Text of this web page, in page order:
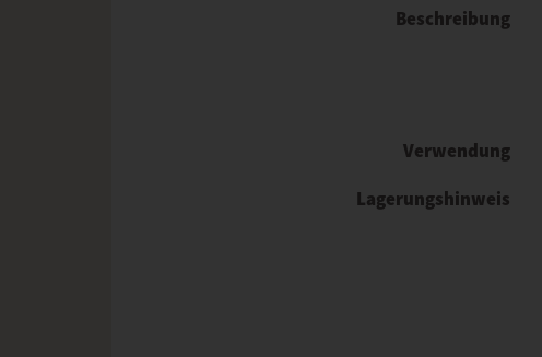
Beschreibung
Verwendung
Lagerungshinweis